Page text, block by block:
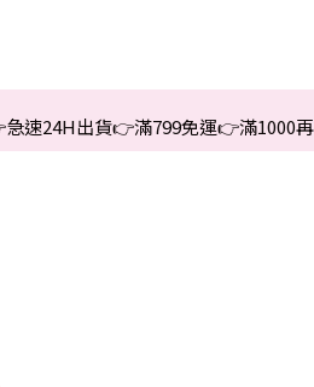
速24H出貨👉滿799免運👉滿1000